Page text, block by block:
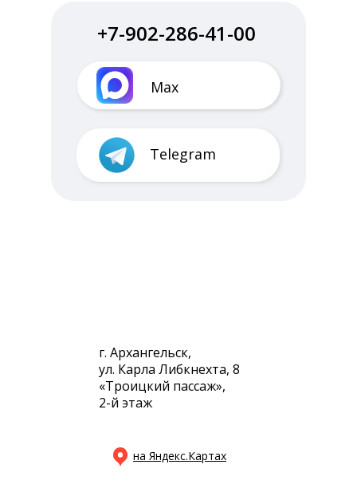
Max
+7-902-286-41-00
Telegram
г. Архангельск,
ул. Карла Либкнехта, 8
«Троицкий пассаж»,
2-й этаж
на Яндекс.Картах